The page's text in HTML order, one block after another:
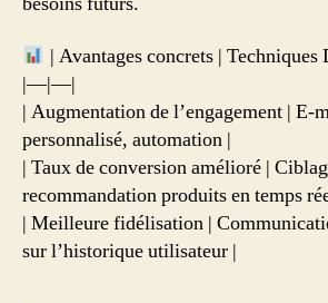
| Avantages concrets | Techniques
|—|—|
| Augmentation de l’engagement | E-
personnalisé, automation |
| Taux de conversion amélioré |
recommandation produits en temps
| Meilleure fidélisation |
sur l’historique utilisateur |